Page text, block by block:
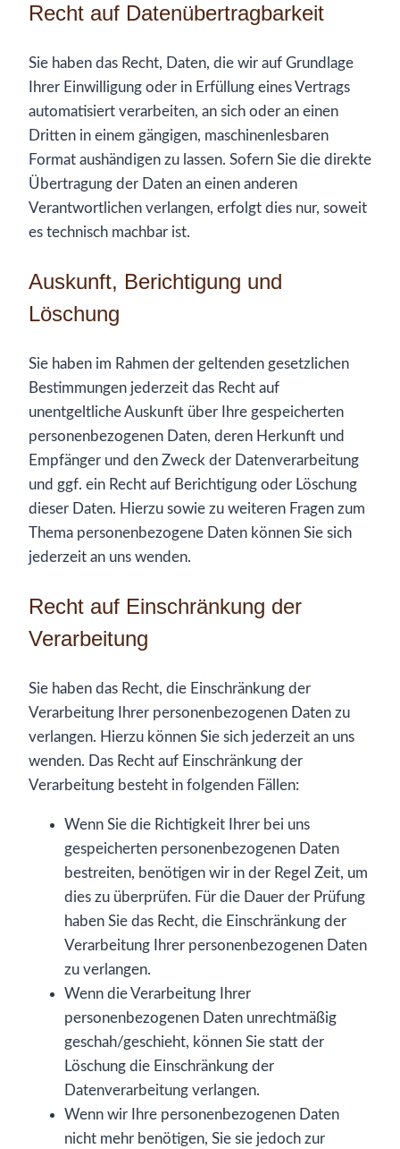
Recht auf Daten­übertrag­barkeit
Sie haben das Recht, Daten, die wir auf Grundlage
Ihrer Einwilligung oder in Erfüllung eines Vertrags
automatisiert verarbeiten, an sich oder an einen
Dritten in einem gängigen, maschinenlesbaren
Format aushändigen zu lassen. Sofern Sie die direkte
Übertragung der Daten an einen anderen
Verantwortlichen verlangen, erfolgt dies nur, soweit
es technisch machbar ist.
Auskunft, Berichtigung und
Löschung
Sie haben im Rahmen der geltenden gesetzlichen
Bestimmungen jederzeit das Recht auf
unentgeltliche Auskunft über Ihre gespeicherten
personenbezogenen Daten, deren Herkunft und
Empfänger und den Zweck der Datenverarbeitung
und ggf. ein Recht auf Berichtigung oder Löschung
dieser Daten. Hierzu sowie zu weiteren Fragen zum
Thema personenbezogene Daten können Sie sich
jederzeit an uns wenden.
Recht auf Einschränkung der
Verarbeitung
Sie haben das Recht, die Einschränkung der
Verarbeitung Ihrer personenbezogenen Daten zu
verlangen. Hierzu können Sie sich jederzeit an uns
wenden. Das Recht auf Einschränkung der
Verarbeitung besteht in folgenden Fällen:
Wenn Sie die Richtigkeit Ihrer bei uns
gespeicherten personenbezogenen Daten
bestreiten, benötigen wir in der Regel Zeit, um
dies zu überprüfen. Für die Dauer der Prüfung
haben Sie das Recht, die Einschränkung der
Verarbeitung Ihrer personenbezogenen Daten
zu verlangen.
Wenn die Verarbeitung Ihrer
personenbezogenen Daten unrechtmäßig
geschah/geschieht, können Sie statt der
Löschung die Einschränkung der
Datenverarbeitung verlangen.
Wenn wir Ihre personenbezogenen Daten
nicht mehr benötigen, Sie sie jedoch zur